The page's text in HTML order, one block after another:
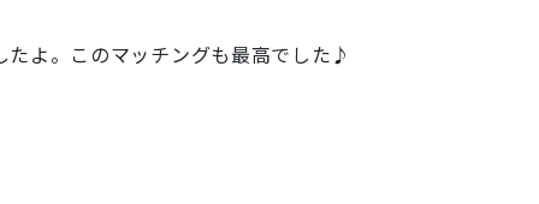
よ。このマッチングも最高でした♪